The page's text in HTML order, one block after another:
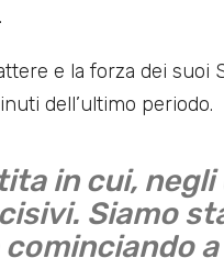
e la forza dei suoi
dell’ultimo periodo.
in cui,
Siamo